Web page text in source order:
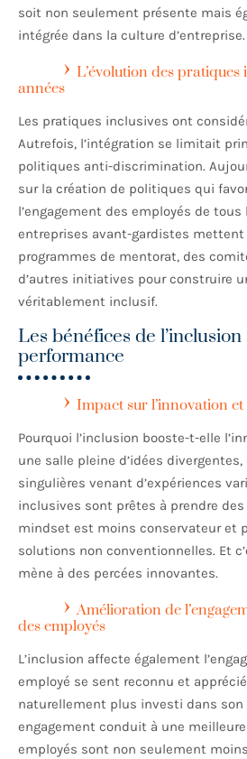
soit non seulement présente mais
intégrée dans la culture d’entreprise.
L’évolution des pratiques
années
Les pratiques inclusives ont
Autrefois, l’intégration se limitait
politiques anti-discrimination.
sur la création de politiques qui
l’engagement des employés de tous
entreprises avant-gardistes
programmes de mentorat, des
d’autres initiatives pour construire
véritablement inclusif.
Les bénéfices de
performance
Impact sur l’innovation
Pourquoi l’inclusion booste-t-elle
une salle pleine d’idées
singulières venant d’expériences
inclusives sont prêtes à prendre
mindset est moins conservateur et
solutions non conventionnelles. Et
mène à des percées innovantes.
Amélioration de
des employés
L’inclusion affecte également
employé se sent reconnu et
naturellement plus investi dans son
engagement conduit à une
employés sont non seulement